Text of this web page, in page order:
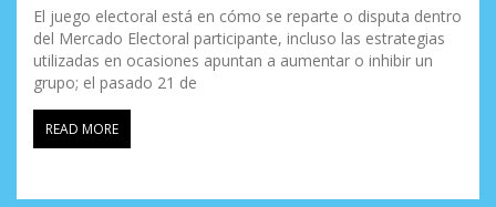
El juego electoral está en cómo se reparte o disputa dentro
del Mercado Electoral participante, incluso las estrategias
utilizadas en ocasiones apuntan a aumentar o inhibir un
grupo; el pasado 21 de
READ MORE